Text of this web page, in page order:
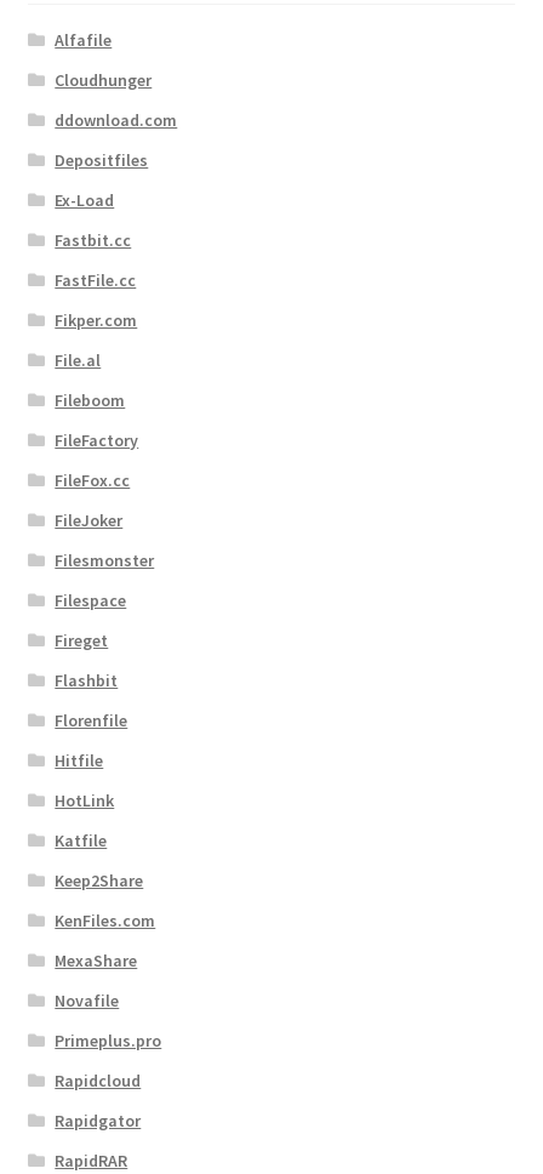
Alfafile
Cloudhunger
ddownload.com
Depositfiles
Ex-Load
Fastbit.cc
FastFile.cc
Fikper.com
File.al
Fileboom
FileFactory
FileFox.cc
FileJoker
Filesmonster
Filespace
Fireget
Flashbit
Florenfile
Hitfile
HotLink
Katfile
Keep2Share
KenFiles.com
MexaShare
Novafile
Primeplus.pro
Rapidcloud
Rapidgator
RapidRAR